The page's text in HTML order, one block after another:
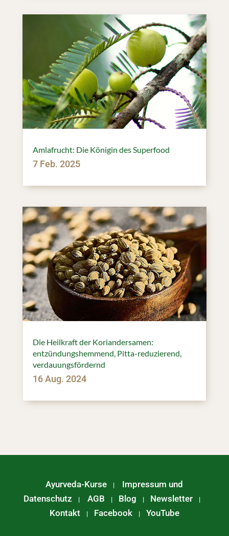
Amlafrucht: Die Königin des Superfood
7 Feb. 2025
Die Heilkraft der Koriandersamen:
entzündungshemmend, Pitta-reduzierend,
verdauungsfördernd
16 Aug. 2024
Ayurveda-Kurse | Impressum und
Datenschutz |AGB | Blog | Newsletter |
Kontakt| Facebook| YouTube